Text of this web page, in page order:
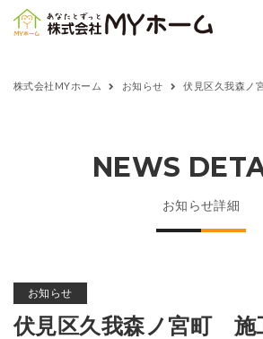
株式会社MYホーム お知らせ 伏見区久我森
NEWS
お知らせ詳細
お知らせ
伏見区久我森ノ宮町